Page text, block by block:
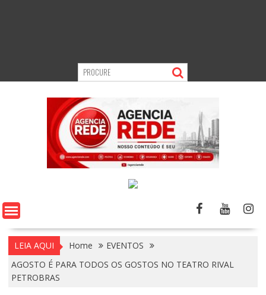
LEIA AQUI Home
EVENTOS
AGOSTO É PARA TODOS OS GOSTOS NO TEATRO RIVAL
PETROBRAS